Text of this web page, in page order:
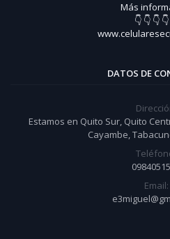
Más
👇 👇 👇
DATOS DE
Estamos en Quito Sur, Quito
Cayambe,
Email: